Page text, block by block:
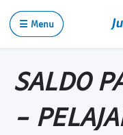
☰ Menu
SALDO
-